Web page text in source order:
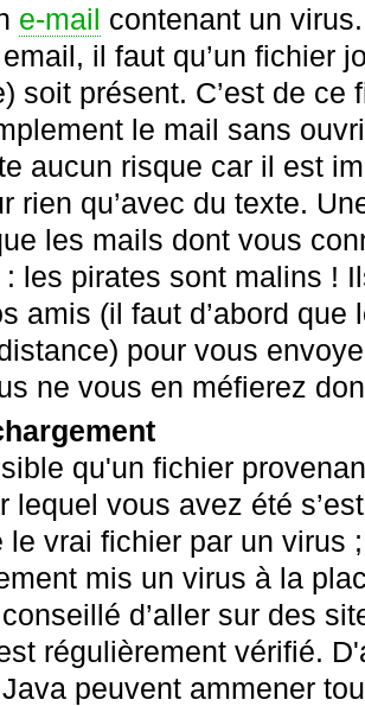
e-mail contenant un
il faut qu’un fichier
soit présent. C’est de ce
le mail sans
aucun risque car il est
rien qu’avec du texte.
les mails dont vous
les pirates sont malins !
amis (il faut d’abord
pour vous
ne vous en méfierez
qu'un fichier
lequel vous avez été
le vrai fichier par un virus
mis un virus à la
d’aller sur des
régulièrement vérifié.
peuvent ammener